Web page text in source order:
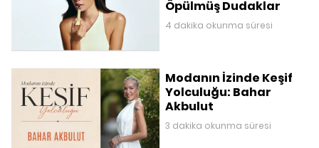
Öpülmüş Dudaklar
4 dakika okunma süresi
Modanın İzinde Keşif
Yolculuğu: Bahar
Akbulut
3 dakika okunma süresi